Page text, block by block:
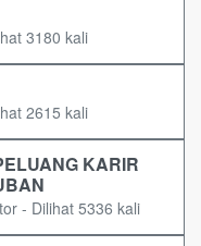
3180 kali
2615 kali
KARIR
- Dilihat 5336 kali